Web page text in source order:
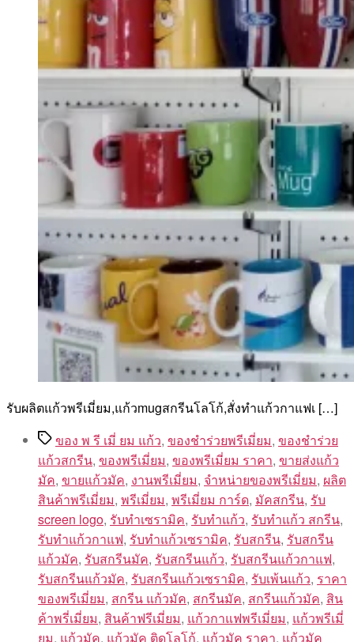
รับผลิตแก้วพรีเมี่ยม,แก้วmugสกรีนโลโก้,สั่งทําแก้วกาแฟเ […]
Tagsของ พ รี เมี่ ยม แก้ว, ของชำร่วยพรีเมี่ยม, ของชําร่วย
แก้วสกรีน, ของพรีเมี่ยม, ของพรีเมี่ยม ราคา, ขายส่งแก้ว
มัค, ขายแก้วมัค, งานพรีเมี่ยม, จำหน่ายของพรีเมี่ยม, ผลิต
สินค้าพรีเมี่ยม, พรีเมี่ยม, พรีเมี่ยม การ์ด, มัคสกรีน, รับ
screen logo, รับทำเซรามิค, รับทำแก้ว, รับทำแก้ว สกรีน,
รับทำแก้วกาแฟ, รับทำแก้วเซรามิค, รับสกรีน, รับสกรีน
แก้วมัค, รับสกรีนมัค, รับสกรีนแก้ว, รับสกรีนแก้วกาแฟ,
รับสกรีนแก้วมัค, รับสกรีนแก้วเซรามิค, รับเพ้นแก้ว, ราคา
ของพรีเมี่ยม, สกรีน แก้วมัค, สกรีนมัค, สกรีนแก้วมัค, สิน
ค้าพรี่เมี่ยม, สินค้าฟรีเมี่ยม, แก้วกาแฟพรีเมี่ยม, แก้วพรีเมี่
ยม, แก้วมัค, แก้วมัค ติดโลโก้, แก้วมัค ราคา, แก้วมัค